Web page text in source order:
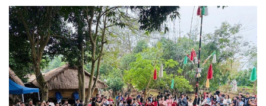
mà còn tạo thêm động lực để Thủ đô hiện thực hóa mục tiêu
đưa văn hóa trở thành nguồn lực phát triển. Đó là định hướng
được nhấn mạnh trong Thông báo số 573-TB/TU ngày
16/7/2026 của Văn phòng Thành ủy về kết luận của đồng chí
Trần Đức Thắng, Ủy viên Bộ Chính trị, Bí thư Thành ủy tại buổi
làm việc với Làng Văn hóa - Du lịch các dân tộc Việt Nam.